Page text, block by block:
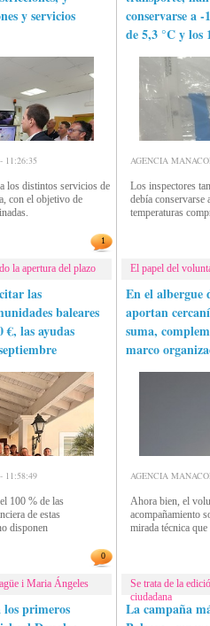
y servicios
11:26:35
los distintos servicios de
con el objetivo de
1
conservarse a
de 5,3 °C y los
AGENCIA
Los inspectores
debía conservarse
temperaturas
la apertura del plazo
las
baleares
€, las ayudas
11:58:49
100 % de las
de estas
disponen
0
El papel del
En el albergue
aportan
suma,
marco
AGENCIA
Ahora bien, el
acompañamiento
mirada técnica
i Maria Ángeles
primeros
Se trata de la
ciudadana
La campaña